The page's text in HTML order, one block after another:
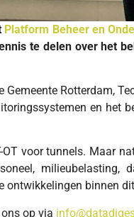
Platform Beheer en
te delen over het
Rotterdam,
en het
voor tunnels. Maar
milieubelasting,
ontwikkelingen binnen
op via